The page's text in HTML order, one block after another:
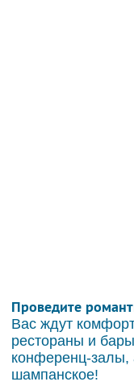
Проведите
Вас ждут
рестораны и
конференц-залы,
шампанское!